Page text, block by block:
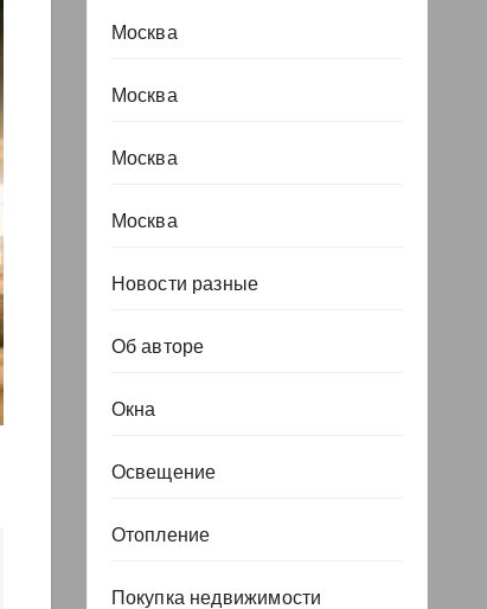
Москва
Москва
Москва
Москва
Новости разные
Об авторе
Окна
Освещение
Отопление
Покупка недвижимости